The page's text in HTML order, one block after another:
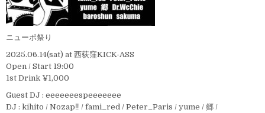
ニューポ祭り
2025.06.14(sat) at 西荻窪KICK-ASS
Open / Start 19:00
1st Drink ¥1,000
Guest DJ : eeeeeeespeeeeeee
DJ : kihito / Nozap‼︎ / fami_red / Peter_Paris / yume / 郷 /